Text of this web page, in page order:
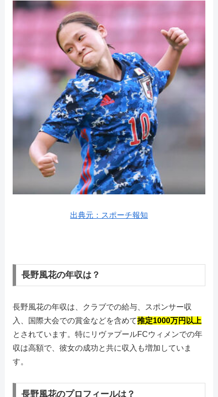
出典元：スポーチ報知
長野風花の年収は？
長野風花の年収は、クラブでの給与、スポンサー収
入、国際大会での賞金などを含めて推定1000万円以上
とされています。特にリヴァプールFCウィメンでの年
収は高額で、彼女の成功と共に収入も増加していま
す。
長野風花のプロフィールは？